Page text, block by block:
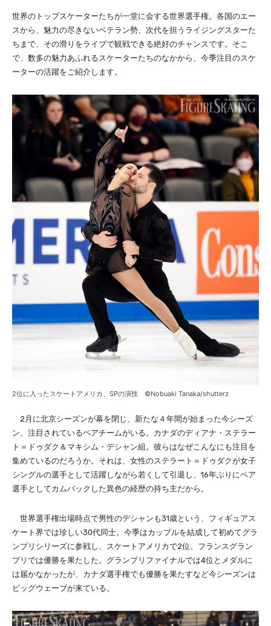
世界のトップスケーターたちが一堂に会する世界選手権。各国のエー
スから、魅力の尽きないベテラン勢、次代を担うライジングスターた
ちまで、その滑りをライブで観戦できる絶好のチャンスです。そこ
で、数多の魅力あふれるスケーターたちのなかから、今季注目のスケ
ーターの活躍をご紹介します。
2位に入ったスケートアメリカ、SPの演技 ©Nobuaki Tanaka/shutterz
2月に北京シーズンが幕を閉じ、新たな４年間が始まった今シーズ
ン、注目されているペアチームがいる。カナダのディアナ・ステラー
ト＝ドゥダク＆マキシム・デシャン組。彼らはなぜこんなにも注目を
集めているのだろうか。それは、女性のステラート＝ドゥダクが女子
シングルの選手として活躍しながら若くして引退し、16年ぶりにペア
選手としてカムバックした異色の経歴の持ち主だから。
世界選手権出場時点で男性のデシャンも31歳という、フィギュアス
ケート界では珍しい30代同士。今季はカップルを結成して初めてグラ
ンプリシリーズに参戦し、スケートアメリカで2位、フランスグラン
プリでは優勝を果たした。グランプリファイナルでは4位とメダルに
は届かなかったが、カナダ選手権でも優勝を果たすなど今シーズンは
ビッグウェーブが来ている。